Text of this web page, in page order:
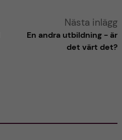
Nästa inlägg
En andra utbildning - är
det värt det?